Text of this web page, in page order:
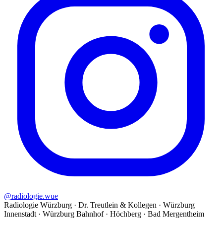
@radiologie.wue
Radiologie Würzburg · Dr. Treutlein & Kollegen · Würzburg
Innenstadt · Würzburg Bahnhof · Höchberg · Bad Mergentheim